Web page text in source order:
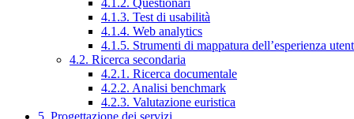
4.1.2. Questionari
4.1.3. Test di usabilità
4.1.4. Web analytics
4.1.5. Strumenti di mappatura dell’esperienza
4.2. Ricerca secondaria
4.2.1. Ricerca documentale
4.2.2. Analisi benchmark
4.2.3. Valutazione euristica
5. Progettazione dei servizi